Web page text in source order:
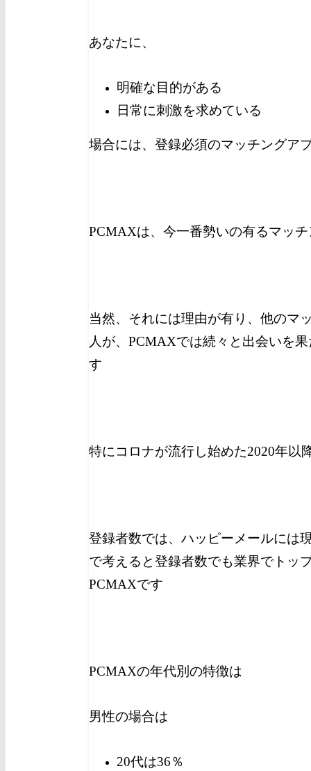
あなたに、
明確な目的がある
日常に刺激を求めている
場合には、登録必須のマッチングア
PCMAXは、今一番勢いの有るマッ
当然、それには理由が有り、他のマ
人が、PCMAXでは続々と出会いを
す
特にコロナが流行し始めた2020年以
登録者数では、ハッピーメールには
で考えると登録者数でも業界でトッ
PCMAXです
PCMAXの年代別の特徴は
男性の場合は
20代は36％